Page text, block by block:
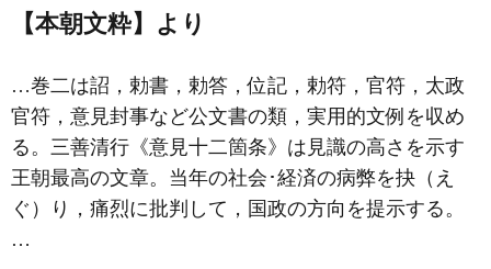
【本朝文粋】より
…巻二は詔，勅書，勅答，位記，勅符，官符，太政
官符，意見封事など公文書の類，実用的文例を収め
る。 三善清行 《意見十二箇条》は見識の高さを示す
王朝最高の文章。当年の社会･経済の病弊を抉（え
ぐ）り，痛烈に批判して，国政の方向を提示する。
…